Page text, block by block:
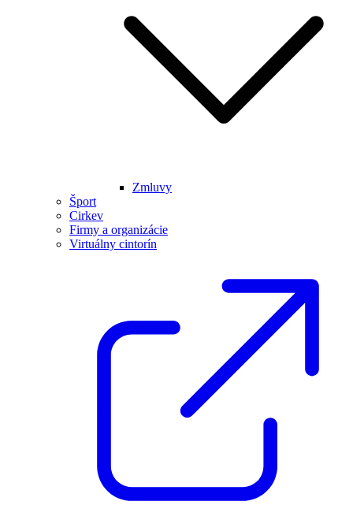
Zmluvy
Šport
Cirkev
Firmy a organizácie
Virtuálny cintorín